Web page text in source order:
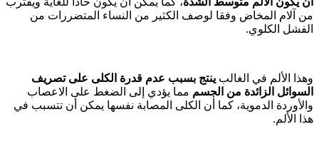
من آلام المخاض وفقا لوصف الكثير من النساء المتضررات من
الفشل الكلوي.
وهذا الألم في الغالب ينتج بسبب عدم قدرة الكلى على تصريف
السوائل الزائدة من الجسم مما يؤدي إلى الضغط على الاعصاب
والأوردة الدموية، كما أن الكلى المصابة نفسها يمكن أن تتسبب في
هذا الألم.